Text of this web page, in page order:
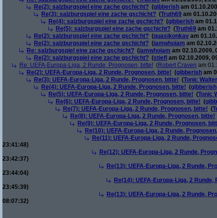
Re(2): salzburgspiel eine zache gschicht? (gibberish am
Re(3): salzburgspiel eine zache gschicht? (Truth69 am
Re(4): salzburgspiel eine zache gschicht? (gibberish am
Re(5): salzburgspiel eine zache gschicht? (Truth69 am
Re(2): salzburgspiel eine zache gschicht? (quasikonkav am
Re(2): salzburgspiel eine zache gschicht? (iamwhoiam am
Re: salzburgspiel eine zache gschicht? (iamwhoiam am 02.10.2009,
Re(2): salzburgspiel eine zache gschicht? (stiefl am 02.10.2009,
Re: UEFA-Europa-Liga, 2 Runde, Prognosen, bitte! (Robert Craven am
Re(2): UEFA-Europa-Liga, 2 Runde, Prognosen, bitte! (gibberish am
Re(3): UEFA-Europa-Liga, 2 Runde, Prognosen, bitte! (Tonic Walter
Re(4): UEFA-Europa-Liga, 2 Runde, Prognosen, bitte! (gibberish
Re(5): UEFA-Europa-Liga, 2 Runde, Prognosen, bitte! (Tonic
Re(6): UEFA-Europa-Liga, 2 Runde, Prognosen, bitte! (
Re(7): UEFA-Europa-Liga, 2 Runde, Prognosen, bitte! (
Re(8): UEFA-Europa-Liga, 2 Runde, Prognosen, bitte!
Re(9): UEFA-Europa-Liga, 2 Runde, Prognosen,
Re(10): UEFA-Europa-Liga, 2 Runde,
Re(11): UEFA-Europa-Liga, 2 Runde,
23:41:48)
Re(12): UEFA-Europa-Liga, 2 Runde,
23:42:37)
Re(13): UEFA-Europa-Liga, 2 Runde,
23:44:04)
Re(14): UEFA-Europa-Liga, 2
23:45:39)
Re(13): UEFA-Europa-Liga, 2 Runde,
08:07:32)